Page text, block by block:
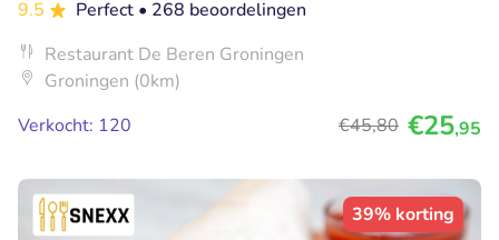
9.5
Perfect • 268 beoordelingen
Restaurant De Beren Groningen
Groningen (0km)
Verkocht: 120
€45,80 €25,95
39% korting